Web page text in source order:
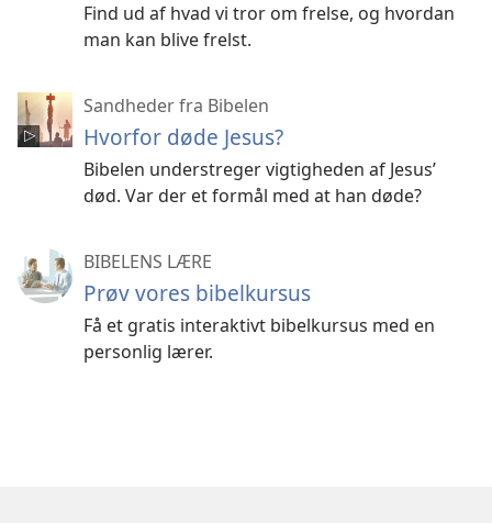
Find ud af hvad vi tror om frelse, og hvordan
man kan blive frelst.
Sandheder fra Bibelen
Hvorfor døde Jesus?
Bibelen understreger vigtigheden af Jesus’
død. Var der et formål med at han døde?
BIBELENS LÆRE
Prøv vores bibelkursus
Få et gratis interaktivt bibelkursus med en
personlig lærer.